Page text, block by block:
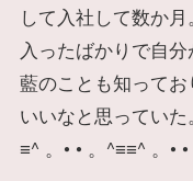
して入社して数か月。
入ったばかりで自分
藍のことも知って
いいなと思っていた。
≡^ 。• • 。^≡≡^ 。•